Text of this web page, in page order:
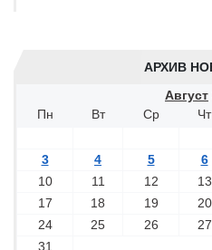
АРХИВ
Август
Пн
Вт Ср Чт
3
4 5 6
10
11 12 13
17
18 19 20
24
25 26 27
31